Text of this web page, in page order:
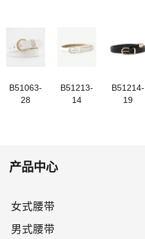
B51063-
28
B51213-
14
B51214-
19
产品中心
女式腰带
男式腰带